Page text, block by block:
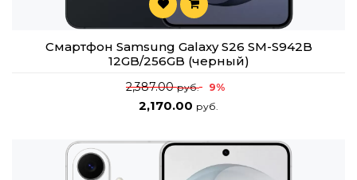
Смартфон Samsung Galaxy S26 SM-S942B
12GB/256GB (черный)
2,387.00руб. 9%
2,170.00 руб.